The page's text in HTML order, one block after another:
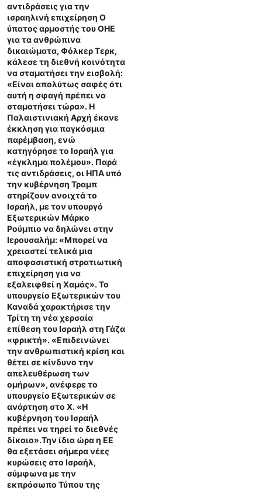
αντιδράσεις για την
ισραηλινή επιχείρηση Ο
ύπατος αρμοστής του ΟΗΕ
για τα ανθρώπινα
δικαιώματα, Φόλκερ Τερκ,
κάλεσε τη διεθνή κοινότητα
να σταματήσει την εισβολή:
«Είναι απολύτως σαφές ότι
αυτή η σφαγή πρέπει να
σταματήσει τώρα». Η
Παλαιστινιακή Αρχή έκανε
έκκληση για παγκόσμια
παρέμβαση, ενώ
κατηγόρησε το Ισραήλ για
«έγκλημα πολέμου». Παρά
τις αντιδράσεις, οι ΗΠΑ υπό
την κυβέρνηση Τραμπ
στηρίζουν ανοιχτά το
Ισραήλ, με τον υπουργό
Εξωτερικών Μάρκο
Ρούμπιο να δηλώνει στην
Ιερουσαλήμ: «Μπορεί να
χρειαστεί τελικά μια
αποφασιστική στρατιωτική
επιχείρηση για να
εξαλειφθεί η Χαμάς». Το
υπουργείο Εξωτερικών του
Καναδά χαρακτήρισε την
Τρίτη τη νέα χερσαία
επίθεση του Ισραήλ στη Γάζα
«φρικτή». «Επιδεινώνει
την ανθρωπιστική κρίση και
θέτει σε κίνδυνο την
απελευθέρωση των
ομήρων», ανέφερε το
υπουργείο Εξωτερικών σε
ανάρτηση στο X. «Η
κυβέρνηση του Ισραήλ
πρέπει να τηρεί το διεθνές
δίκαιο».Την ίδια ώρα η ΕΕ
θα εξετάσει σήμερα νέες
κυρώσεις στο Ισραήλ,
σύμφωνα με την
εκπρόσωπο Τύπου της